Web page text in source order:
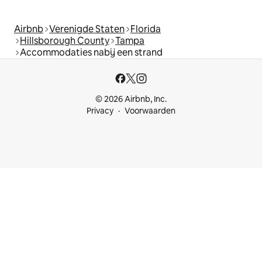
Airbnb Verenigde Staten Florida
Hillsborough County Tampa
Accommodaties nabij een strand
© 2026 Airbnb, Inc.
Privacy
Voorwaarden